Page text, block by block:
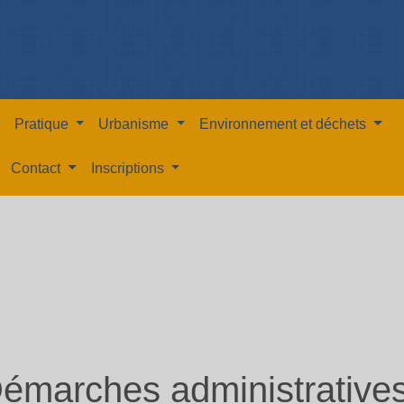
Pratique Urbanisme Environnement et déchets
Contact Inscriptions